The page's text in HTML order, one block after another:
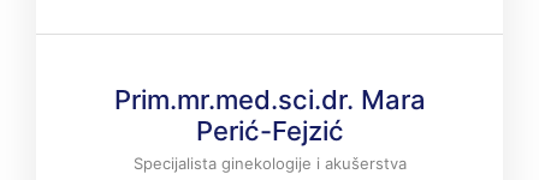
Prim.mr.med.sci.dr. Mara
Perić-Fejzić
Specijalista ginekologije i akušerstva